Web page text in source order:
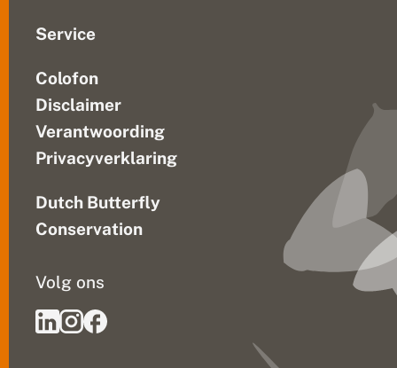
Service
Colofon
Disclaimer
Verantwoording
Privacyverklaring
Dutch Butterfly
Conservation
Volg ons